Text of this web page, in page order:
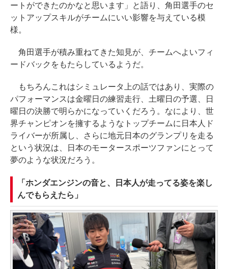
ートができたのかなと思います」と語り、角田選手のセ
ットアップスキルがチームにいい影響を与えている模
様。
角田選手が積み重ねてきた知見が、チームへよいフィ
ードバックをもたらしているようだ。
もちろんこれはシミュレータ上の話ではあり、実際の
パフォーマンスは金曜日の練習走行、土曜日の予選、日
曜日の決勝で明らかになっていくだろう。なにより、世
界チャンピオンを擁するようなトップチームに日本人ド
ライバーが所属し、さらに地元日本のグランプリを走る
という状況は、日本のモータースポーツファンにとって
夢のような状況だろう。
「ホンダエンジンの音と、日本人が走ってる姿を楽し
んでもらえたら」